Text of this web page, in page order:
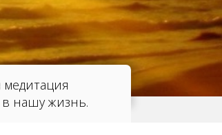
медитация
нашу жизнь.